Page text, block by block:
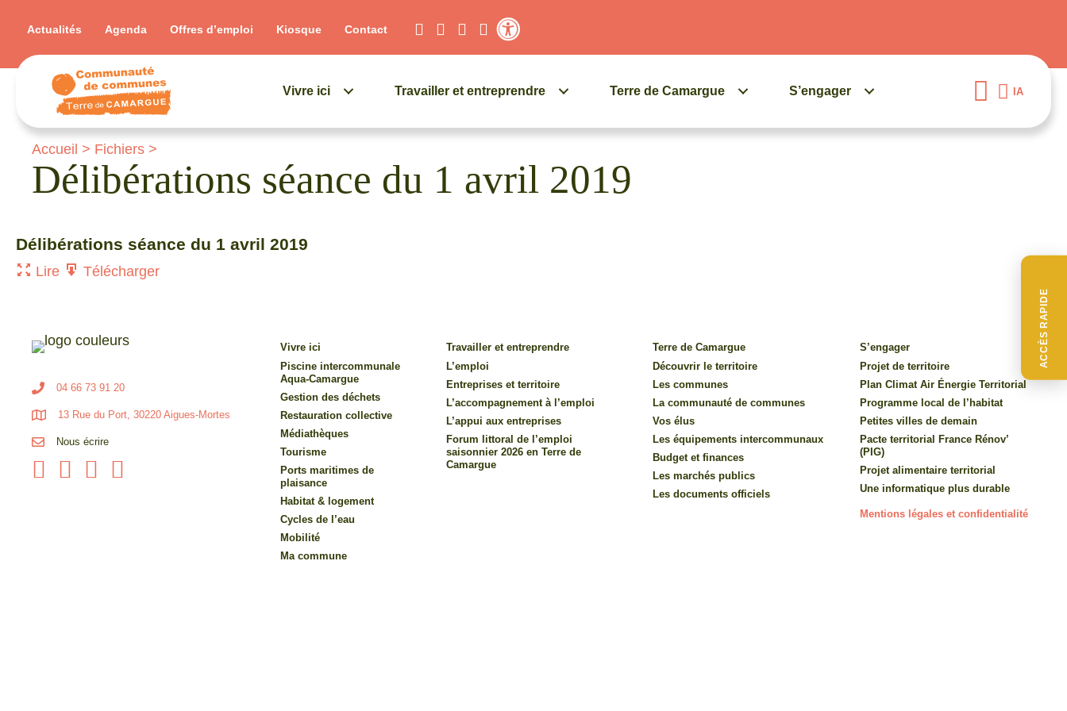
ACCÈS RAPIDE
Actualités Agenda Offres d’emploi Kiosque
Contact
Vivre ici Travailler et entreprendre Terre de Camargue S’engager IA
Accueil > Fichiers >
Délibérations séance du 1 avril 2019
Délibérations séance du 1 avril 2019
Lire Télécharger
04 66 73 91 20
13 Rue du Port, 30220 Aigues-Mortes
Nous écrire
Vivre ici
Piscine intercommunale
Aqua-Camargue
Gestion des déchets
Restauration collective
Médiathèques
Tourisme
Ports maritimes de
plaisance
Habitat & logement
Cycles de l’eau
Mobilité
Ma commune
Travailler et entreprendre
L’emploi
Entreprises et territoire
L’accompagnement à l’emploi
L’appui aux entreprises
Forum littoral de l’emploi
saisonnier 2026 en Terre de
Camargue
Terre de Camargue
Découvrir le territoire
Les communes
La communauté de communes
Vos élus
Les équipements intercommunaux
Budget et finances
Les marchés publics
Les documents officiels
S’engager
Projet de territoire
Plan Climat Air Énergie Territorial
Programme local de l’habitat
Petites villes de demain
Pacte territorial France Rénov’
(PIG)
Projet alimentaire territorial
Une informatique plus durable
Mentions légales et confidentialité